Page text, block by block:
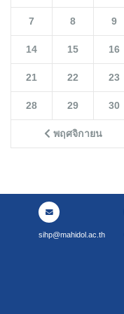
พฤศจิกายน
7 8 9
14 15 16
21 22 23
28 29 30
sihp@mahidol.ac.th